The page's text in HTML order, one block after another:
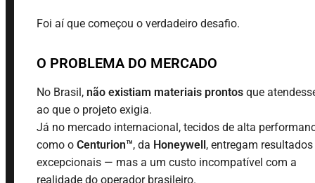
Foi aí que começou o verdadeiro desafio.
O PROBLEMA DO MERCADO
No Brasil, não existiam materiais prontos que
ao que o projeto exigia.
Já no mercado internacional, tecidos de alta
como o Centurion™, da Honeywell , entregam resultados
excepcionais — mas a um custo incompatível com a
realidade do operador brasileiro.